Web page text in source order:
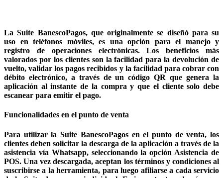
La Suite BanescoPagos, que originalmente se diseñó para su
uso en teléfonos móviles, es una opción para el manejo y
registro de operaciones electrónicas. Los beneficios más
valorados por los clientes son la facilidad para la devolución de
vuelto, validar los pagos recibidos y la facilidad para cobrar con
débito electrónico, a través de un código QR que genera la
aplicación al instante de la compra y que el cliente solo debe
escanear para emitir el pago.
Funcionalidades en el punto de venta
Para utilizar la Suite BanescoPagos en el punto de venta, los
clientes deben solicitar la descarga de la aplicación a través de la
asistencia vía Whatsapp, seleccionando la opción Asistencia de
POS. Una vez descargada, aceptan los términos y condiciones al
suscribirse a la herramienta, para luego afiliarse a cada servicio